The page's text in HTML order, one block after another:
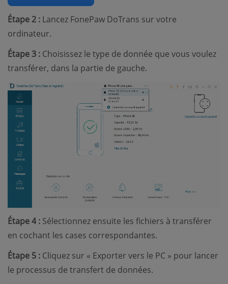
Étape 2 : Lancez FonePaw DoTrans sur votre
ordinateur.
Étape 3 : Choisissez le type de donnée que vous voulez
transférer, dans la partie de gauche.
Étape 4 : Sélectionnez ensuite les fichiers à transférer
en cochant les cases correspondantes.
Étape 5 : Cliquez sur « Exporter vers le PC » pour lancer
le processus de transfert de données.